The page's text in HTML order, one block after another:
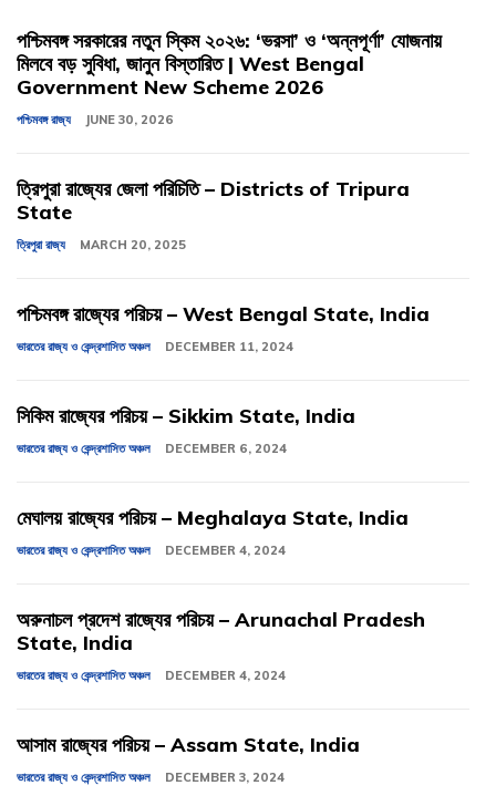
পশ্চিমবঙ্গ সরকারের নতুন স্কিম ২০২৬: ‘ভরসা’ ও ‘অন্নপূর্ণা’ যোজনায়
মিলবে বড় সুবিধা, জানুন বিস্তারিত | West Bengal
Government New Scheme 2026
পশ্চিমবঙ্গ রাজ্য JUNE 30, 2026
ত্রিপুরা রাজ্যের জেলা পরিচিতি – Districts of Tripura
State
ত্রিপুরা রাজ্য MARCH 20, 2025
পশ্চিমবঙ্গ রাজ্যের পরিচয় – West Bengal State, India
ভারতের রাজ্য ও কেন্দ্রশাসিত অঞ্চল DECEMBER 11, 2024
সিকিম রাজ্যের পরিচয় – Sikkim State, India
ভারতের রাজ্য ও কেন্দ্রশাসিত অঞ্চল DECEMBER 6, 2024
মেঘালয় রাজ্যের পরিচয় – Meghalaya State, India
ভারতের রাজ্য ও কেন্দ্রশাসিত অঞ্চল DECEMBER 4, 2024
অরুনাচল প্রদেশ রাজ্যের পরিচয় – Arunachal Pradesh
State, India
ভারতের রাজ্য ও কেন্দ্রশাসিত অঞ্চল DECEMBER 4, 2024
আসাম রাজ্যের পরিচয় – Assam State, India
ভারতের রাজ্য ও কেন্দ্রশাসিত অঞ্চল DECEMBER 3, 2024